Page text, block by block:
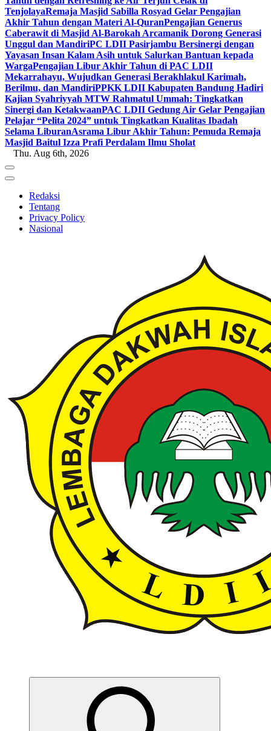
TenjolayaRemaja Masjid Sabilla Rosyad Gelar Pengajian
Akhir Tahun dengan Materi Al-QuranPengajian Generus
Caberawit di Masjid Al-Barokah Arcamanik Dorong Generasi
Unggul dan MandiriPC LDII Pasirjambu Bersinergi dengan
Yayasan Insan Kalam Asih untuk Salurkan Bantuan kepada
WargaPengajian Libur Akhir Tahun di PAC LDII
Mekarrahayu, Wujudkan Generasi Berakhlakul Karimah,
Berilmu, dan MandiriPPKK LDII Kabupaten Bandung Hadiri
Kajian Syahriyyah MTW Rahmatul Ummah: Tingkatkan
Sinergi dan KetakwaanPAC LDII Gedung Air Gelar Pengajian
Pelajar “Pelita 2024” untuk Tingkatkan Kualitas Ibadah
Selama LiburanAsrama Libur Akhir Tahun: Pemuda Remaja
Masjid Baitul Izza Prafi Perdalam Ilmu Sholat
Thu. Aug 6th, 2026
Redaksi
Tentang
Privacy Policy
Nasional